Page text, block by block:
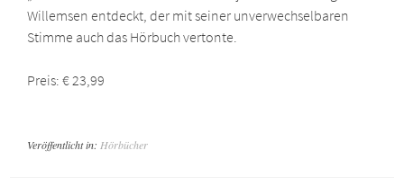
Willemsen entdeckt, der mit seiner unverwechselbaren
Stimme auch das Hörbuch vertonte.
Preis: € 23,99
Veröffentlicht in: Hörbücher